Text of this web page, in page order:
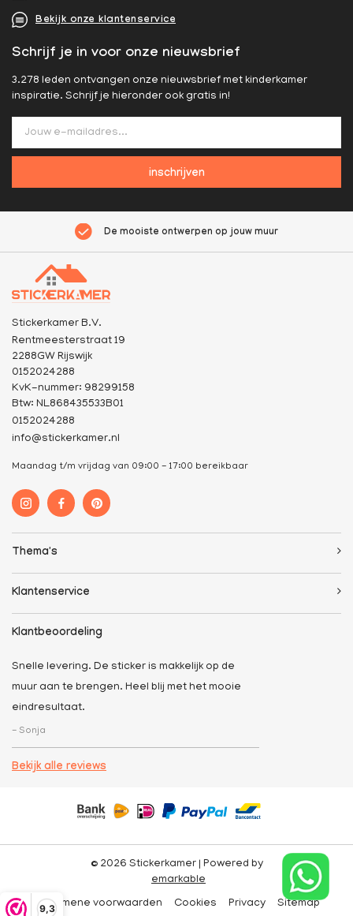
9,3
Bekijk onze klantenservice
Schrijf je in voor onze nieuwsbrief
3.278 leden ontvangen onze nieuwsbrief met kinderkamer
inspiratie. Schrijf je hieronder ook gratis in!
inschrijven
De mooiste ontwerpen op jouw muur
Stickerkamer B.V.
Rentmeesterstraat 19
2288GW Rijswijk
0152024288
KvK-nummer: 98299158
Btw: NL868435533B01
0152024288
info@stickerkamer.nl
Maandag t/m vrijdag van 09:00 - 17:00 bereikbaar
Thema's
Klantenservice
Klantbeoordeling
Snelle levering. De sticker is makkelijk op de
muur aan te brengen. Heel blij met het mooie
eindresultaat.
- Sonja
Bekijk alle reviews
© 2026 Stickerkamer | Powered by
emarkable
Algemene voorwaarden
Cookies Privacy Sitemap